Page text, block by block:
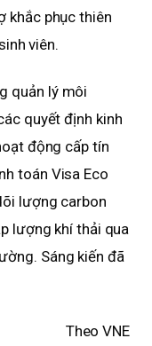
khắc phục thiên
viên.
quản lý môi
quyết định kinh
động cấp tín
toán Visa Eco
lượng carbon
lượng khí thải qua
Sáng kiến đã
Theo VNE